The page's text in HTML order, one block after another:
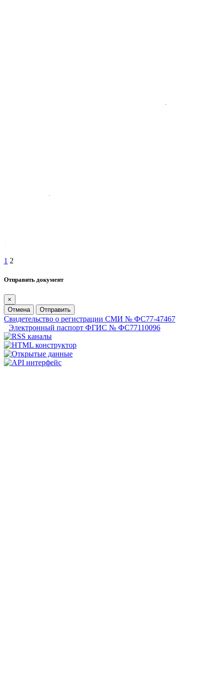
1 2
Отправить документ
×
Отмена
Отправить
Свидетельство о регистрации СМИ № ФС77-47467
Электронный паспорт ФГИС № ФС77110096